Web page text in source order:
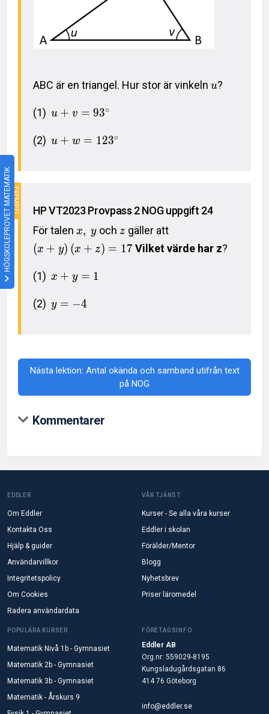
HÖGSKOLEPROVET MATEMATIK
ABC är en triangel. Hur stor är vinkeln u?
(1) u + v = 93∘
(2) u + w = 123∘
HP VT2023 Provpass 2 NOG uppgift 24
För talen x, yoch z gäller att
(x + y) (x + z) = 17 Vilket värde har z?
(1) x + y = 1
(2) y = −4
Nästa lektion: Antal okända och samband utifrån text
på NOG
Kommentarer
EDDLER
Om Eddler
Kontakta Oss
Hjälp & guider
Användarvillkor
Integritetspolicy
Om Cookies
Radera användardata
VÅR TJÄNST
Kurser - Se alla våra kurser
Eddler i skolan
Förälder/Mentor
Blogg
Nyhetsbrev
Priser läromedel
POPULÄRA KURSER
Matematik Nivå 1b - Gymnasiet
Matematik 2b - Gymnasiet
Matematik 3b - Gymnasiet
Matematik - Årskurs 9
FÖRETAGSINFO
Eddler AB
Org.nr: 559029-8195
Kungsladugårdsgatan 86
414 76 Göteborg
info@eddler.se